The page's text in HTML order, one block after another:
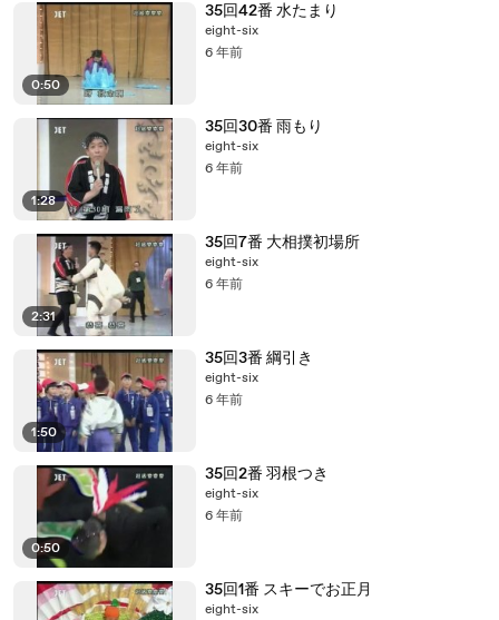
0:50
35回42番 水たまり
eight-six
6 年前
1:28
35回30番 雨もり
eight-six
6 年前
2:31
35回7番 大相撲初場所
eight-six
6 年前
1:50
35回3番 綱引き
eight-six
6 年前
0:50
35回2番 羽根つき
eight-six
6 年前
35回1番 スキーでお正月
eight-six